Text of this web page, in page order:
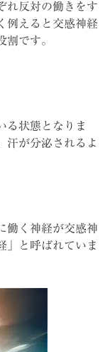
れ反対の働きをす
例えると交感神経
です。
る状態となりま
汗が分泌されるよ
働く神経が交感神
」と呼ばれていま